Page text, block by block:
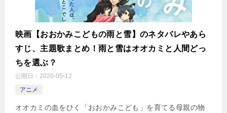
映画【おおかみこどもの雨と雪】のネタバレやあら
すじ、主題歌まとめ！雨と雪はオオカミと人間どっ
ちを選ぶ？
公開日： 2020-05-12
アニメ
オオカミの血をひく「おおかみこども」を育てる母親の物